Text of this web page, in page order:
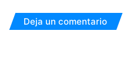
Deja un comentario